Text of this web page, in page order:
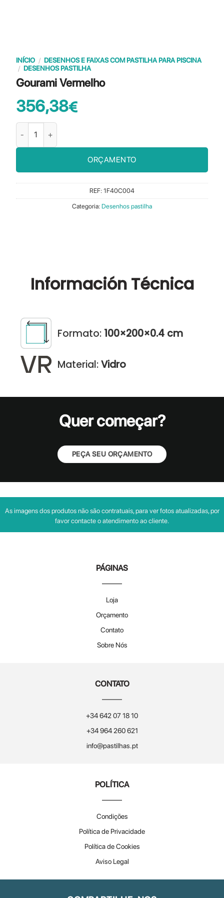
INÍCIO / DESENHOS E FAIXAS COM PASTILHA PARA PISCINA
/ DESENHOS PASTILHA
Gourami Vermelho
356,38€
ORÇAMENTO
REF: 1F40C004
Categoria: Desenhos pastilha
Información Técnica
Formato: 100×200×0.4 cm
Material:Vidro
Quer começar?
PEÇA SEU ORÇAMENTO
As imagens dos produtos não são contratuais, para ver fotos atualizadas, por
favor contacte o atendimento ao cliente.
PÁGINAS
Loja
Orçamento
Contato
Sobre Nós
CONTATO
+34 642 07 18 10
+34 964 260 621
info@pastilhas.pt
POLÍTICA
Condições
Política de Privacidade
Política de Cookies
Aviso Legal